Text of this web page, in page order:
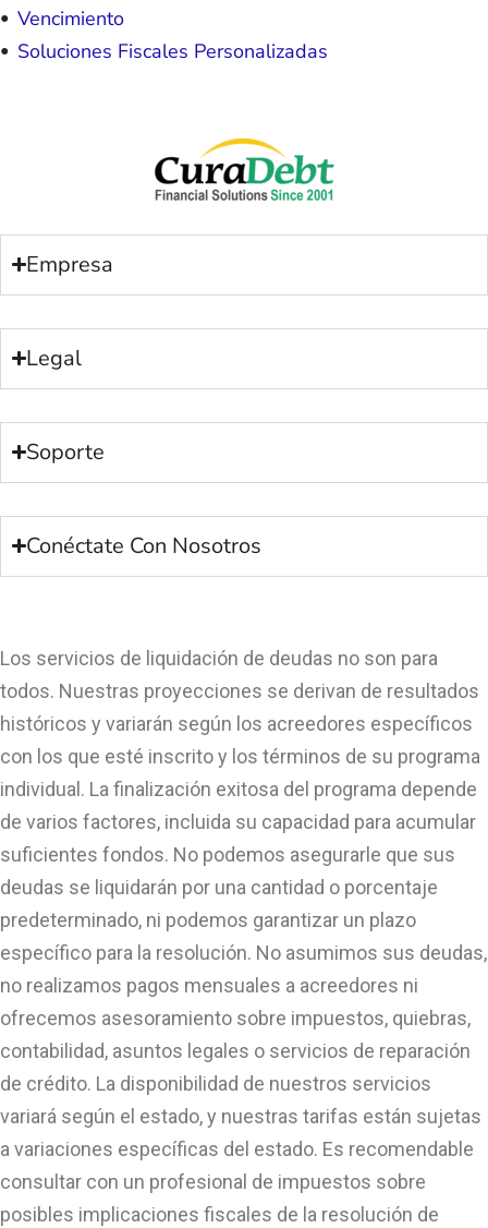
Vencimiento
Soluciones Fiscales Personalizadas
Empresa
Legal
Soporte
Conéctate Con Nosotros
Los servicios de liquidación de deudas no son para
todos. Nuestras proyecciones se derivan de resultados
históricos y variarán según los acreedores específicos
con los que esté inscrito y los términos de su programa
individual. La finalización exitosa del programa depende
de varios factores, incluida su capacidad para acumular
suficientes fondos. No podemos asegurarle que sus
deudas se liquidarán por una cantidad o porcentaje
predeterminado, ni podemos garantizar un plazo
específico para la resolución. No asumimos sus deudas,
no realizamos pagos mensuales a acreedores ni
ofrecemos asesoramiento sobre impuestos, quiebras,
contabilidad, asuntos legales o servicios de reparación
de crédito. La disponibilidad de nuestros servicios
variará según el estado, y nuestras tarifas están sujetas
a variaciones específicas del estado. Es recomendable
consultar con un profesional de impuestos sobre
posibles implicaciones fiscales de la resolución de